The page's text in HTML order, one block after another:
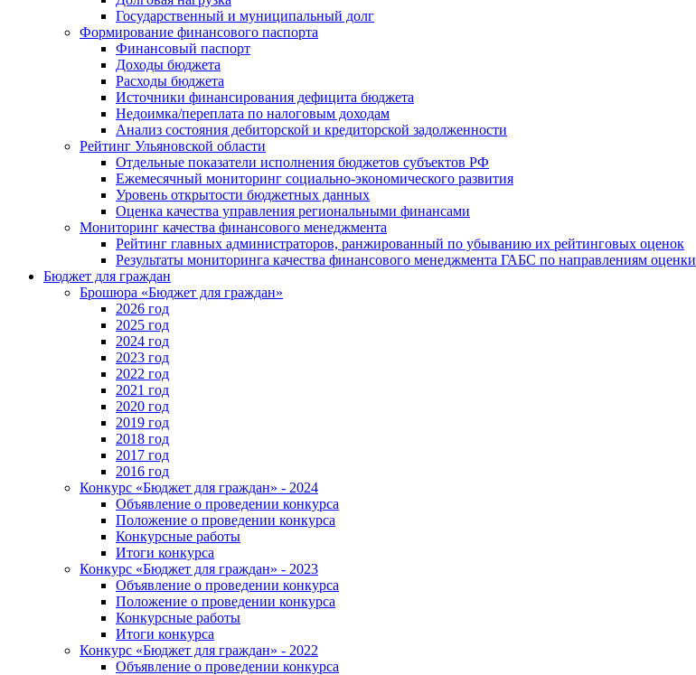
Государственный и муниципальный долг
Формирование финансового паспорта
Финансовый паспорт
Доходы бюджета
Расходы бюджета
Источники финансирования дефицита бюджета
Недоимка/переплата по налоговым доходам
Анализ состояния дебиторской и кредиторской задолженности
Рейтинг Ульяновской области
Отдельные показатели исполнения бюджетов субъектов РФ
Ежемесячный мониторинг социально-экономического развития
Уровень открытости бюджетных данных
Оценка качества управления региональными финансами
Мониторинг качества финансового менеджмента
Рейтинг главных администраторов, ранжированный по убыванию их рейтинговых оценок
Результаты мониторинга качества финансового менеджмента ГАБС по направлениям оценки
Бюджет для граждан
Брошюра «Бюджет для граждан»
2026 год
2025 год
2024 год
2023 год
2022 год
2021 год
2020 год
2019 год
2018 год
2017 год
2016 год
Конкурс «Бюджет для граждан» - 2024
Объявление о проведении конкурса
Положение о проведении конкурса
Конкурсные работы
Итоги конкурса
Конкурс «Бюджет для граждан» - 2023
Объявление о проведении конкурса
Положение о проведении конкурса
Конкурсные работы
Итоги конкурса
Конкурс «Бюджет для граждан» - 2022
Объявление о проведении конкурса